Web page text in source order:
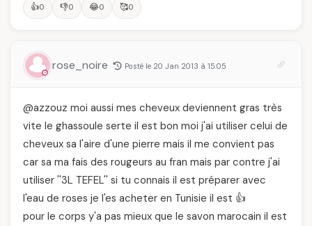
👍0 👎0 😂0 🥰0
rose_noire Posté le 20 Jan 2013 à 15:05
@azzouz moi aussi mes cheveux deviennent gras très
vite le ghassoule serte il est bon moi j'ai utiliser celui de
cheveux sa l'aire d'une pierre mais il me convient pas
car sa ma fais des rougeurs au fran mais par contre j'ai
utiliser ''3L TEFEL'' si tu connais il est préparer avec
l'eau de roses je l'es acheter en Tunisie il est 👍
pour le corps y'a pas mieux que le savon marocain il est